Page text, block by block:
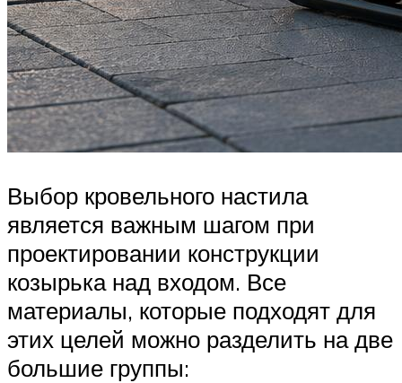
Выбор кровельного настила
является важным шагом при
проектировании конструкции
козырька над входом. Все
материалы, которые подходят для
этих целей можно разделить на две
большие группы: